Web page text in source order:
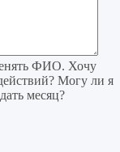
ФИО. Хочу
Могу ли я
месяц?